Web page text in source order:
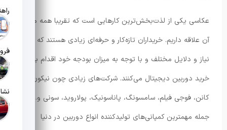
تاریخ
تاریخ
تاریخ
عکاسی یکی از لذت‌بخش‌ترین کارهایی است که تقریبا همه ما به
آن علاقه داریم. خریداران تازه‌کار و حرفه‌ای زیادی هستند که بنا به
نیاز و دلایل مختلف و با توجه به میزان بودجه خود اقدام به
خرید دوربین دیجیتال می‌کنند. شرکت‌های زیادی چون نیکون،
کانن، فوجی فیلم، سامسونگ، پاناسونیک، پولاروید، سونی و… از
جمله مهمترین کمپانی‌های تولیدکننده انواع دوربین در دنیا